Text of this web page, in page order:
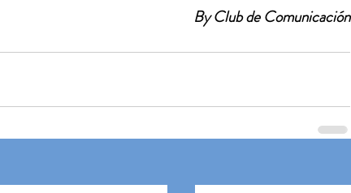
By Club de Comunicación